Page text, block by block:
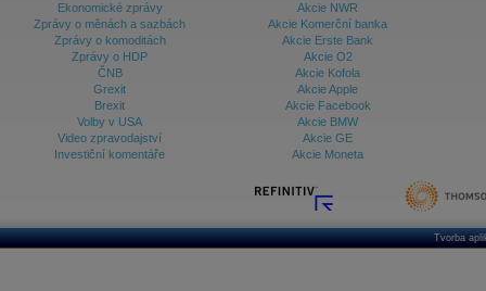
Ekonomické zprávy
Zprávy o měnách a sazbách
Zprávy o komoditách
Zprávy o HDP
ČNB
Grexit
Brexit
Volby v USA
Video zpravodajství
Investiční komentáře
Akcie NWR
Akcie Komerční banka
Akcie Erste Bank
Akcie O2
Akcie Kofola
Akcie Apple
Akcie Facebook
Akcie BMW
Akcie GE
Akcie Moneta
Tvorba